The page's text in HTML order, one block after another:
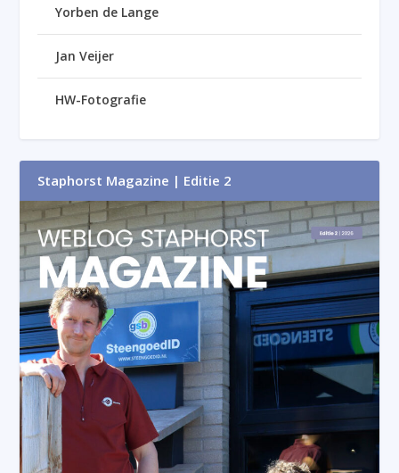
Yorben de Lange
Jan Veijer
HW-Fotografie
Staphorst Magazine | Editie 2